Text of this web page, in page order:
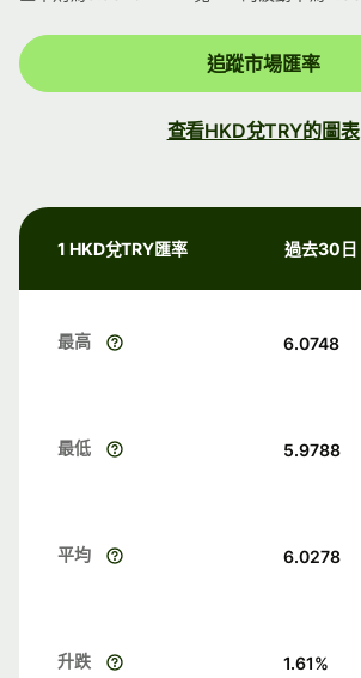
追蹤市場匯率
查看HKD兌TRY的圖表
1 HKD兌TRY匯率 過去30日
最高 6.0748
最低 5.9788
平均 6.0278
升跌 1.61%